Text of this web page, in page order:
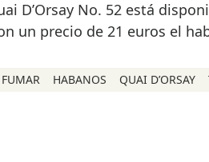
D’Orsay No. 52 está
un precio de 21 euros el
FUMAR HABANOS QUAI D’ORSAY